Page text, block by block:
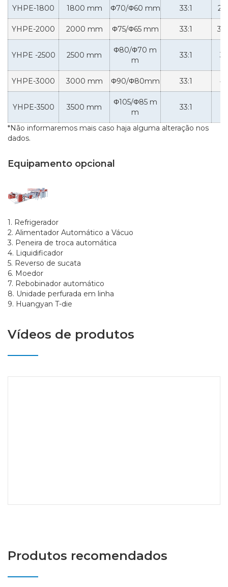
YHPE-1800 1800 mm Φ70/Φ60 mm 33:1
YHPE-2000 2000 mm Φ75/Φ65 mm 33:1
YHPE -2500 2500 mm
Φ80/Φ70 m
m
33:1
YHPE-3000 3000 mm Φ90/Φ80mm 33:1
YHPE-3500 3500 mm
Φ105/Φ85 m
m
33:1
*Não informaremos mais caso haja alguma alteração nos
dados.
Equipamento opcional
1. Refrigerador
2. Alimentador Automático a Vácuo
3. Peneira de troca automática
4. Liquidificador
5. Reverso de sucata
6. Moedor
7. Rebobinador automático
8. Unidade perfurada em linha
9. Huangyan T-die
Vídeos de produtos
Produtos recomendados